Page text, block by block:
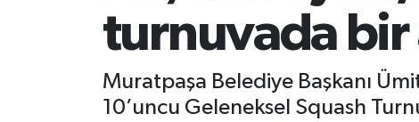
turnuvada bir
Muratpaşa Belediye Başkanı
10’uncu Geleneksel Squash